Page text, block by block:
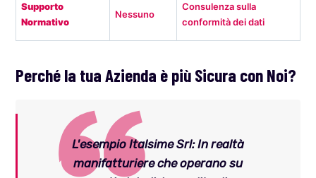
Supporto
Normativo
Nessuno
Consulenza sulla
conformità dei dati
Perché la tua Azienda è più Sicura con Noi?
L'esempio Italsime Srl:In realtà
manifatturiere che operano su